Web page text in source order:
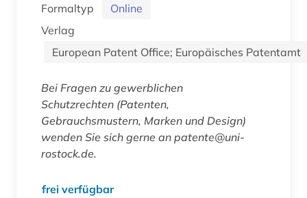
Formaltyp
Online
Verlag
European Patent Office; Europäisches Patentamt
Bei Fragen zu gewerblichen
Schutzrechten (Patenten,
Gebrauchsmustern, Marken und Design)
wenden Sie sich gerne an patente@uni-
rostock.de.
frei verfügbar